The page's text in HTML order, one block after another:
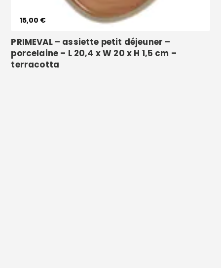
15,00 €
PRIMEVAL – assiette petit déjeuner –
porcelaine – L 20,4 x W 20 x H 1,5 cm –
terracotta